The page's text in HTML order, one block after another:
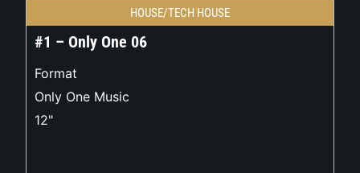
HOUSE/TECH HOUSE
#1 – Only One 06
Format
Only One Music
12"